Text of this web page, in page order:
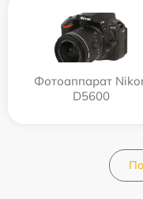
Фотоаппарат
D5600